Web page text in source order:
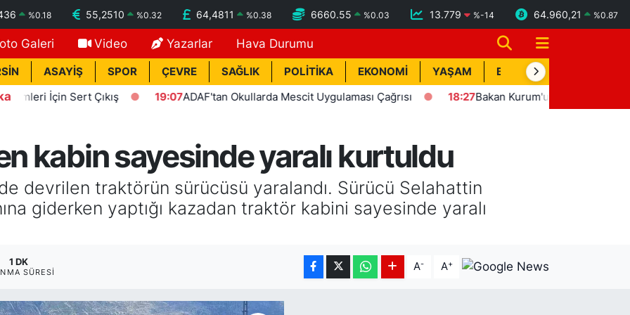
%0.18 55,2510 %0.32 64,4811 %0.38 6660.55 %0.03 13.779 %-14 64.960,21 %0.87
Galeri Video Yazarlar Hava Durumu
ASAYİŞ SPOR ÇEVRE SAĞLIK POLİTİKA EKONOMİ YAŞAM BİK İLAN
İçin Sert Çıkış 19:07 ADAF'tan Okullarda Mescit Uygulaması Çağrısı 18:27 Bakan Kurum'un katılımıyla
kabin sayesinde yaralı kurtuldu
devrilen traktörün sürücüsü yaralandı. Sürücü Selahattin
giderken yaptığı kazadan traktör kabini sayesinde yaralı
1 DK
SÜRESI A- A+